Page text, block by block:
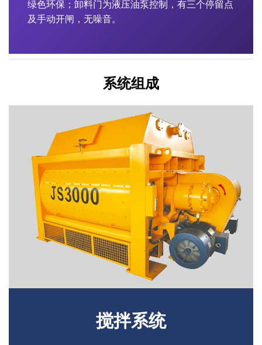
绿色环保；卸料门为液压油泵控制，有三个停留点
及手动开闸，无噪音。
系统组成
搅拌系统